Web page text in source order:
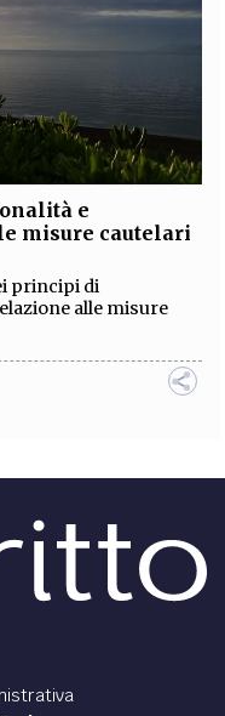
e
misure cautelari
principi di
alle misure